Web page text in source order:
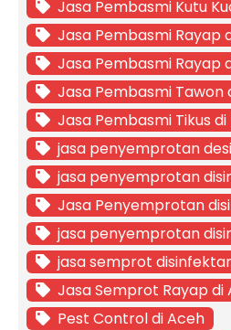
Jasa Pembasmi Kutu
Jasa Pembasmi Rayap
Jasa Pembasmi Rayap
Jasa Pembasmi Tawon
Jasa Pembasmi Tikus
jasa penyemprotan
jasa penyemprotan
Jasa Penyemprotan
jasa penyemprotan
jasa semprot
Jasa Semprot Rayap di
Pest Control di Aceh